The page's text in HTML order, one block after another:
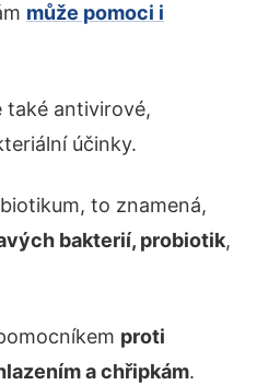
může pomoci i
také antivirové,
účinky.
to znamená,
bakterií, probiotik,
proti
a chřipkám.